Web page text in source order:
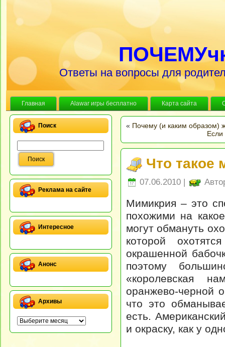
Ответы на вопросы для
Главная Alawar игры бесплатно Карта сайта
Поиск
Реклама на сайте
Интересное
Анонс
Архивы
« Почему (и каким образом)
Если
Что такое
07.06.2010 |
Мимикрия – это
похожими на
могут обмануть
которой
окрашенной
поэтому
«королевская
оранжево-черной
что это
есть.
и окраску, как у